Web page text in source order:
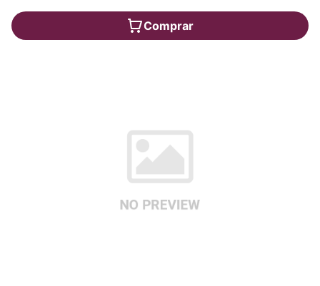
Comprar